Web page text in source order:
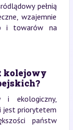
pełnią
wzajemnie
i towarów na
kolejowy
i ekologiczny,
jest priorytetem
państw